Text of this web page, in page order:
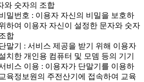
와 숫자의 조합
밀번호 : 이용자 자신의 비밀을 보호하
하여 이용자 자신이 설정한 문자와 숫자
합
말기 : 서비스 제공을 받기 위해 이용자
치한 개인용 컴퓨터 및 모뎀 등의 기기
비스 이용 : 이용자가 단말기를 이용하
육정보원의 주전산기에 접속하여 교육